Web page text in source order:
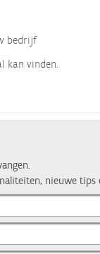
bedrijf
kan vinden.
nieuwe tips